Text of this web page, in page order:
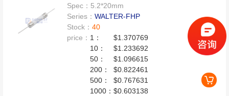
Spec： 5.2*20mm
Series：WALTER-FHP
Stock：40
price： 1：
$1.370769
10：
$1.233692
50：
$1.096615
200：
$0.822461
500：
$0.767631
1000：$0.603138